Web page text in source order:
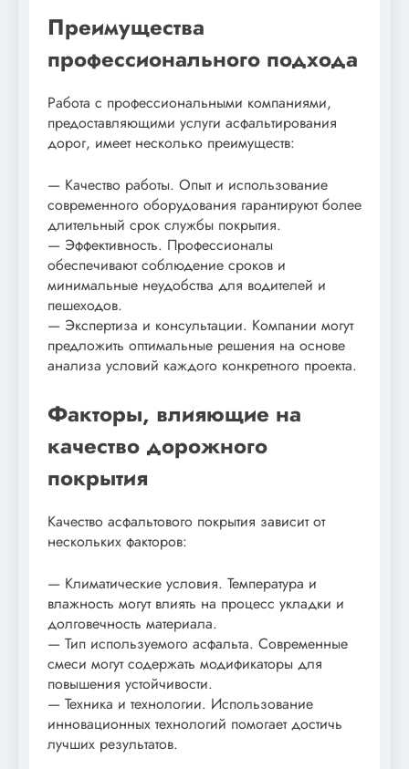
Преимущества
профессионального подхода
Работа с профессиональными компаниями,
предоставляющими услуги асфальтирования
дорог, имеет несколько преимуществ:
— Качество работы. Опыт и использование
современного оборудования гарантируют более
длительный срок службы покрытия.
— Эффективность. Профессионалы
обеспечивают соблюдение сроков и
минимальные неудобства для водителей и
пешеходов.
— Экспертиза и консультации. Компании могут
предложить оптимальные решения на основе
анализа условий каждого конкретного проекта.
Факторы, влияющие на
качество дорожного
покрытия
Качество асфальтового покрытия зависит от
нескольких факторов:
— Климатические условия. Температура и
влажность могут влиять на процесс укладки и
долговечность материала.
— Тип используемого асфальта. Современные
смеси могут содержать модификаторы для
повышения устойчивости.
— Техника и технологии. Использование
инновационных технологий помогает достичь
лучших результатов.